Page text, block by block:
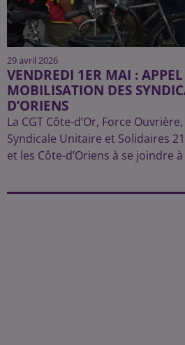
29 avril 2026
VENDREDI 1ER MAI :
MOBILISATION DES
D’ORIENS
La CGT Côte-d’Or, Force
Syndicale Unitaire et Solidaires
et les Côte-d’Oriens à se joindre